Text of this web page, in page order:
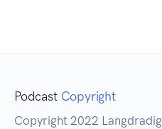
Podcast Copyright
Copyright 2022 Langdradig